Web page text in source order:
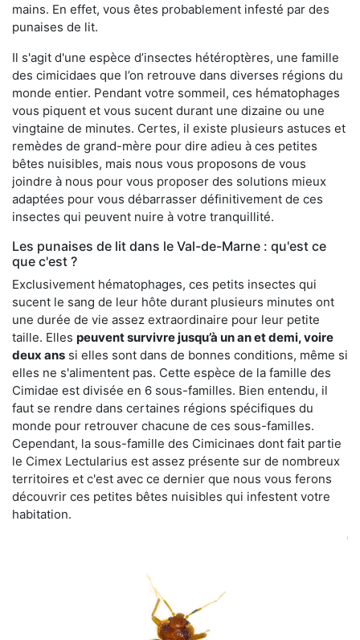
mains. En effet, vous êtes probablement infesté par des
punaises de lit.
Il s'agit d'une espèce d’insectes hétéroptères, une famille
des cimicidaes que l’on retrouve dans diverses régions du
monde entier. Pendant votre sommeil, ces hématophages
vous piquent et vous sucent durant une dizaine ou une
vingtaine de minutes. Certes, il existe plusieurs astuces et
remèdes de grand-mère pour dire adieu à ces petites
bêtes nuisibles, mais nous vous proposons de vous
joindre à nous pour vous proposer des solutions mieux
adaptées pour vous débarrasser définitivement de ces
insectes qui peuvent nuire à votre tranquillité.
Les punaises de lit dans le Val-de-Marne : qu'est ce
que c'est ?
Exclusivement hématophages, ces petits insectes qui
sucent le sang de leur hôte durant plusieurs minutes ont
une durée de vie assez extraordinaire pour leur petite
taille. Elles peuvent survivre jusqu’à un an et demi, voire
deux ans si elles sont dans de bonnes conditions, même si
elles ne s'alimentent pas. Cette espèce de la famille des
Cimidae est divisée en 6 sous-familles. Bien entendu, il
faut se rendre dans certaines régions spécifiques du
monde pour retrouver chacune de ces sous-familles.
Cependant, la sous-famille des Cimicinaes dont fait partie
le Cimex Lectularius est assez présente sur de nombreux
territoires et c'est avec ce dernier que nous vous ferons
découvrir ces petites bêtes nuisibles qui infestent votre
habitation.